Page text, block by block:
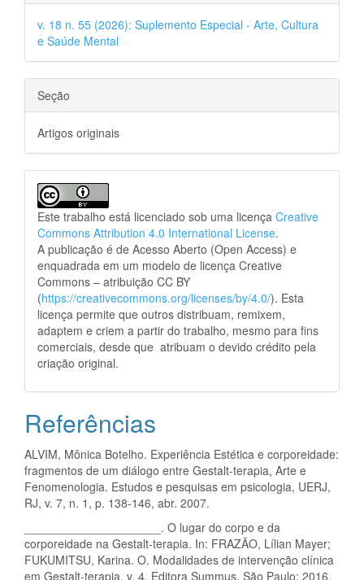
v. 18 n. 55 (2026): Suplemento Especial - Arte, Cultura
e Saúde Mental
Seção
Artigos originais
Este trabalho está licenciado sob uma licença Creative
Commons Attribution 4.0 International License.
A publicação é de Acesso Aberto (Open Access) e
enquadrada em um modelo de licença Creative
Commons – atribuição CC BY
(https://creativecommons.org/licenses/by/4.0/). Esta
licença permite que outros distribuam, remixem,
adaptem e criem a partir do trabalho, mesmo para fins
comerciais, desde que atribuam o devido crédito pela
criação original.
Referências
ALVIM, Mônica Botelho. Experiência Estética e corporeidade:
fragmentos de um diálogo entre Gestalt-terapia, Arte e
Fenomenologia. Estudos e pesquisas em psicologia, UERJ,
RJ, v. 7, n. 1, p. 138-146, abr. 2007.
_____________________. O lugar do corpo e da
corporeidade na Gestalt-terapia. In: FRAZÃO, Lílian Mayer;
FUKUMITSU, Karina. O. Modalidades de intervenção clínica
em Gestalt-terapia. v. 4, Editora Summus, São Paulo: 2016.